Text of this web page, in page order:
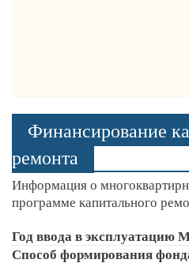
Финансирование
ремонта
Информация о
программе капитального
Год ввода в эксплуатацию
Способ формирования